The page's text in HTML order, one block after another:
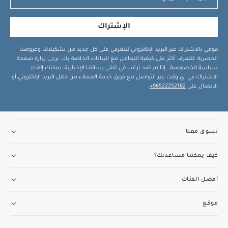
أو حتى يتمكن الطفل من الجلوس دون مساعدة الأبعاد:
43 ×
4.6 كغ قد يعجبك أيضاً:
بيجاما قطعة واحدة عضوية بلون أبيض - 3 قطع
الإشتراك
قومي بالاشتراك عبر البريد الإلكتروني لتتعرفي على كل جديد من تشكيلاتنا وعروضنا
الحصرية. للتعرف أكثر على كيفية التعامل مع البيانات الخاصة بك، يرجى زيارة صفحة
سياسة الخصوصية . إذا لم تعد ترغب في تلقي رسائلنا الإخبارية، يمكنك إلغاء
الاشتراك في أي وقت عبر التواصل مع فريق خدمة العملاء من خلال البريد الإلكتروني أو
الاتصال على 96522252182+
.
تسوق معنا
كيف يمكننا مساعدتك؟
أفضل الفئات
موقع